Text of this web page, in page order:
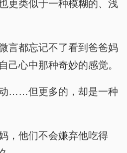
更类似于一种模糊的、浅
言都忘记不了看到爸爸妈
己心中那种奇妙的感觉。
……但更多的，却是一种
，他们不会嫌弃他吃得